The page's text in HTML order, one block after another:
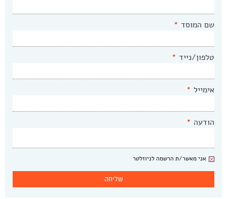
שם המוסד *
טלפון/נייד *
אימייל *
הודעה *
ניוזלטר
אני מאשר/ת הרשמה לניוזלטר